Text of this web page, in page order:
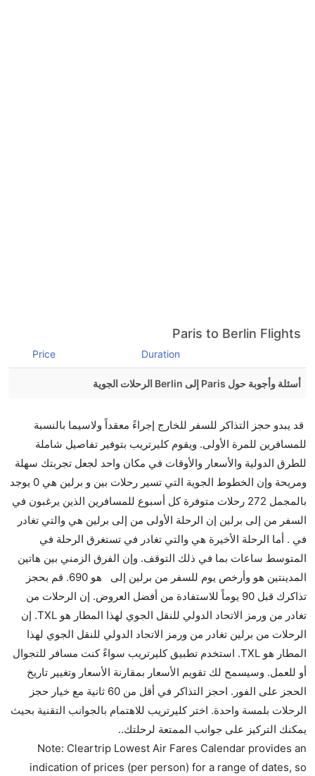
Paris to Berlin Flights
Duration
Price
أسئلة وأجوبة حول Paris إلى Berlin الرحلات الجوية
إلىبرلين مما تستغرقه الخطوط الجوية الأخرى؟
نعم. توفر كل من أسرع رحلات الطيران على هذا الطريق،
هل توفر شركات الطيران مساحة إضافية للنوم؟
كثير من خطوط طيران درجة رجال الأعمال توفر مساحة
إضافية للنوم.
هل يمكنني حمل طعامي الخاص؟
نعم، يمكنك حمل طعامك الخاص، و لكن يجب أن يكون معبئا
بشكل جيد.
هل سيقدم لي الكحول على متن رحلة من إلى برلين؟
لا تقدم شركة الطيران الكحول على متن رحلة داخلية. يتم
تقديم الكحول على متن الرحلات الدولية فقط.
ما متوسط أسعار رحلة الدرجة الاقتصادية من إلى برلين؟
تتراوح أسعار رحلة الدرجة الاقتصادية من AED 690 إلى
AED 0. يوفرون تذاكر في هذا النطاق من الأسعار.
هل اختيار إنجاز إجراءات السفر عبر الإنترنت متاح في رحلة
إلى برلين؟
نعم، يتاح للمسافر خيار إنجاز إجراءات السفر في الرحلة من
قد يبدو حجز التذاكر للسفر للخارج إجراءً معقداً ولاسيما بالنسبة
للمسافرين للمرة الأولى. ويقوم كليرتريب بتوفير تفاصيل شاملة
للطرق الدولية والأسعار والأوقات في مكان واحد لجعل تجربتك سهلة
ومريحة وإن الخطوط الجوية التي تسير رحلات بين و برلين هي 0 يوجد
بالمجمل 272 رحلات متوفرة كل أسبوع للمسافرين الذين يرغبون في
السفر من إلى برلين إن الرحلة الأولى من إلى برلين هي والتي تغادر
في . أما الرحلة الأخيرة هي والتي تغادر في تستغرق الرحلة في
المتوسط ساعات بما في ذلك التوقف. وإن الفرق الزمني بين هاتين
المدينتين هو وأرخص يوم للسفر من برلين إلى هو 690. قم بحجز
تذاكرك قبل 90 يوماً للاستفادة من أفضل العروض. إن الرحلات من
تغادر من ورمز الاتحاد الدولي للنقل الجوي لهذا المطار هو TXL. إن
الرحلات من برلين تغادر من ورمز الاتحاد الدولي للنقل الجوي لهذا
المطار هو TXL. استخدم تطبيق كليرتريب سواءً كنت مسافر للتجوال
أو للعمل. وسيسمح لك تقويم الأسعار بمقارنة الأسعار وتغيير تاريخ
الحجز على الفور. احجز التذاكر في أقل من 60 ثانية مع خيار حجز
الرحلات بلمسة واحدة. اختر كليرتريب للاهتمام بالجوانب التقنية بحيث
يمكنك التركيز على جوانب الممتعة لرحلتك..
Note: Cleartrip Lowest Air Fares Calendar provides an
indication of prices (per person) for a range of dates, so